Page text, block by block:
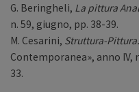
G. Beringheli, La pittura
n. 59, giugno, pp. 38-39.
M. Cesarini, Struttura-
Contemporanea», anno
33.